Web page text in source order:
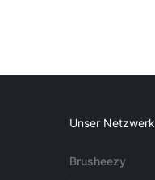
Unser Netzwerk
Brusheezy